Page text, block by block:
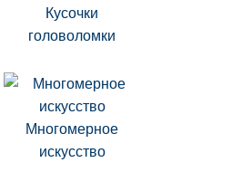
Кусочки
головоломки
Многомерное
искусство